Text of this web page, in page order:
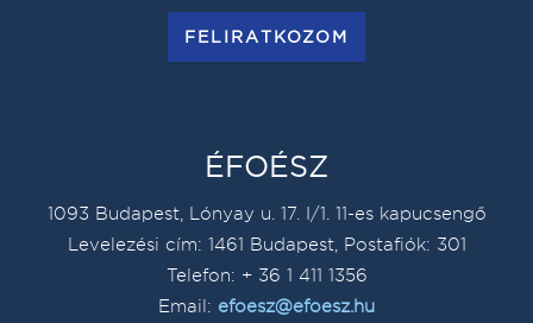
FELIRATKOZOM
ÉFOÉSZ
1093 Budapest, Lónyay u. 17. I/1. 11-es kapucsengő
Levelezési cím: 1461 Budapest, Postafiók: 301
Telefon: + 36 1 411 1356
Email: efoesz@efoesz.hu